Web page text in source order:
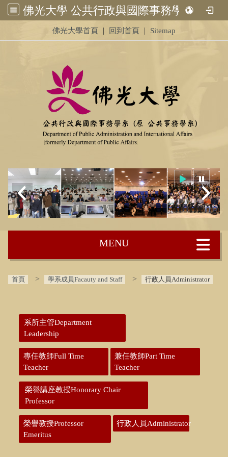
佛光大學 公共行政與國際事務學系 (原 公共事務學系)&nbsp;<br /> &nbsp;
佛光大學首頁 | 回到首頁 | Sitemap
首頁 學系成員Facauty and Staff 行政人員Administrator
系所主管Department
Leadership
專任教師Full Time
Teacher
兼任教師Part Time
Teacher
榮譽講座教授Honorary Chair
Professor
榮譽教授Professor
Emeritus
行政人員Administrator